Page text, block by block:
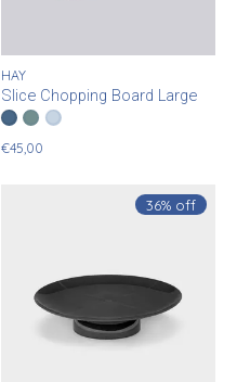
HAY
Slice Chopping Board Large
Color: * — Dark Blue
Dark Blue
Dark Green
Ice Blue
€45,00
36% off